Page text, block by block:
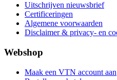
Uitschrijven nieuwsbrief
Certificeringen
Algemene voorwaarden
Disclaimer & privacy- en
Webshop
Maak een VTN account aan